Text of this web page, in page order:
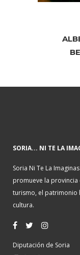
SORIA... NI TE LA
Soria Ni Te La
promueve la provincia
turismo, el patrimonio
cultura.
Diputación de Soria